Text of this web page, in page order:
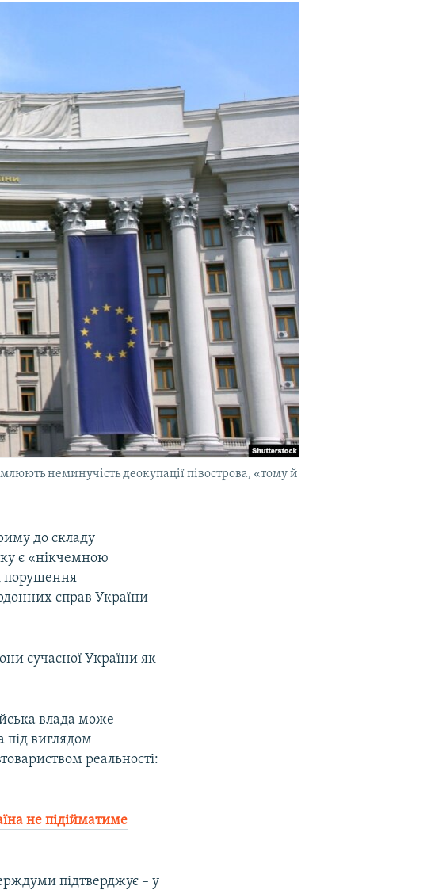
неминучість деокупації півострова, «тому й
до складу
є «нікчемною
порушення
справ України
сучасної України як
влада може
під виглядом
реальності:
не підійматиме
підтверджує – у